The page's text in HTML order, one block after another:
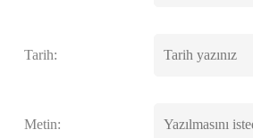
Tarih:
Metin: